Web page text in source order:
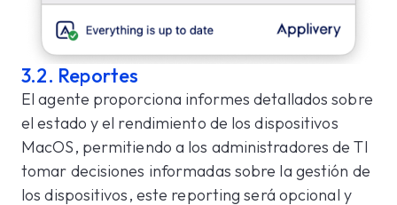
3.2. Reportes
El agente proporciona informes detallados sobre
el estado y el rendimiento de los dispositivos
MacOS, permitiendo a los administradores de TI
tomar decisiones informadas sobre la gestión de
los dispositivos, este reporting será opcional y